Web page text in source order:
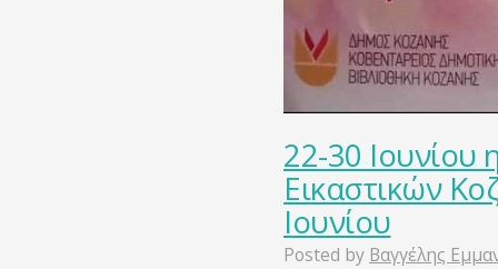
22-30 Ιουνίου
Εικαστικών
Ιουνίου
Posted by Βαγγέλης